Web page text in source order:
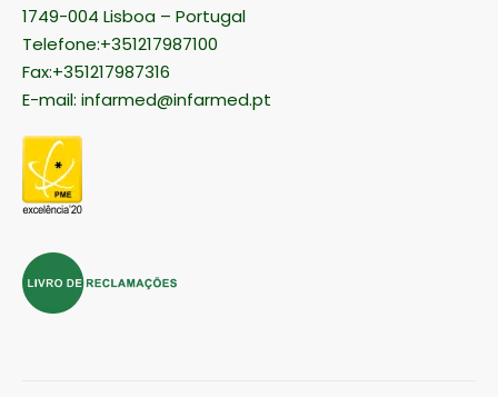
Telefone:+351217987100
Fax:+351217987316
E-mail:infarmed@infarmed.pt